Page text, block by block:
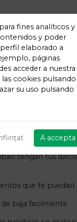
Bilbao
tengan tus
que te puedan
baja facilmente.
fines analíticos y
y poder
elaborado a
páginas
acceder a nuestra
cookies pulsando
su uso pulsando
A accepta